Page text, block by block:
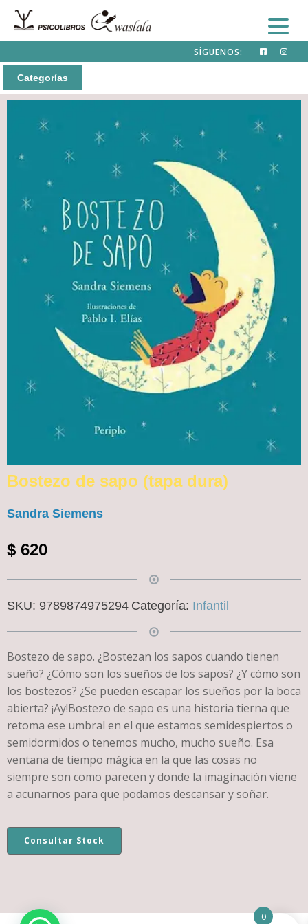
SÍGUENOS:
Categorías
Bostezo de sapo (tapa dura)
Sandra Siemens
$ 620
SKU: 9789874975294 Categoría: Infantil
Bostezo de sapo. ¿Bostezan los sapos cuando tienen
sueño? ¿Cómo son los sueños de los sapos? ¿Y cómo son
los bostezos? ¿Se pueden escapar los sueños por la boca
abierta? ¡Ay!Bostezo de sapo es una historia tierna que
retoma ese umbral en el que estamos semidespiertos o
semidormidos o tenemos mucho, mucho sueño. Esa
ventana de tiempo mágica en la que las cosas no
siempre son como parecen y donde la imaginación viene
a acunarnos para que podamos descansar y soñar.
Consultar Stock
0